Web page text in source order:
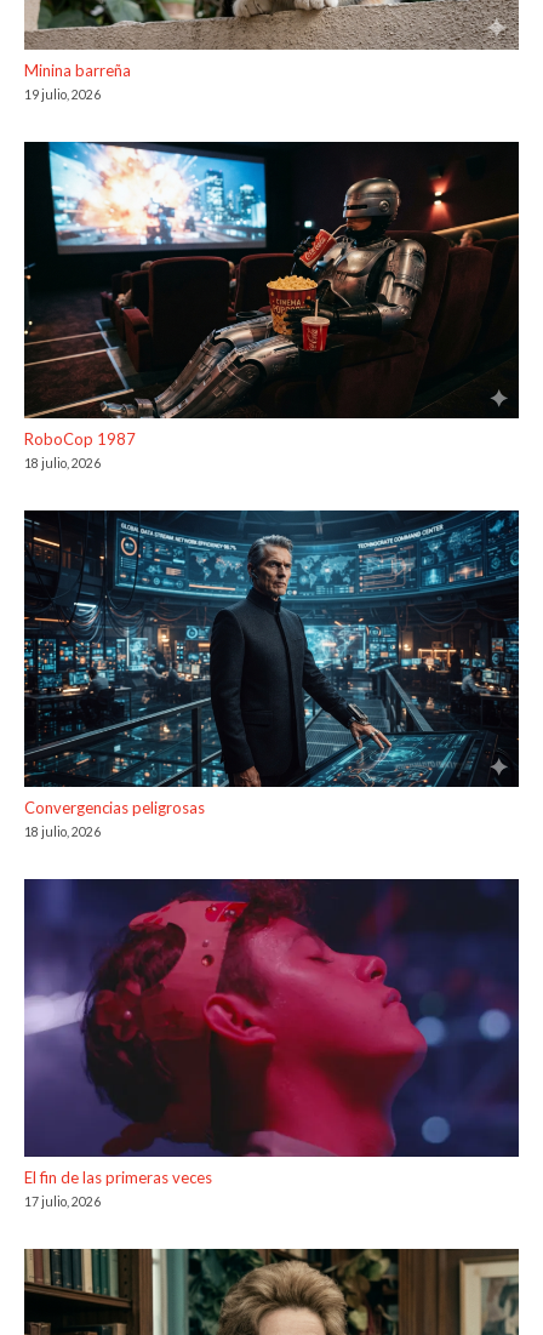
Minina barreña
19 julio, 2026
RoboCop 1987
18 julio, 2026
Convergencias peligrosas
18 julio, 2026
El fin de las primeras veces
17 julio, 2026